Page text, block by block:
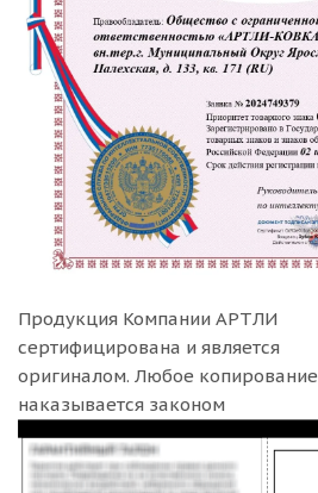
Продукция Компании АРТЛИ
сертифицирована и является
оригиналом. Любое копирование
наказывается законом